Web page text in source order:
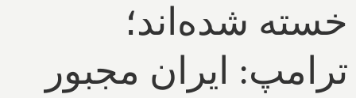
خسته شده‌اند؛
ترامپ: ایران مجبور